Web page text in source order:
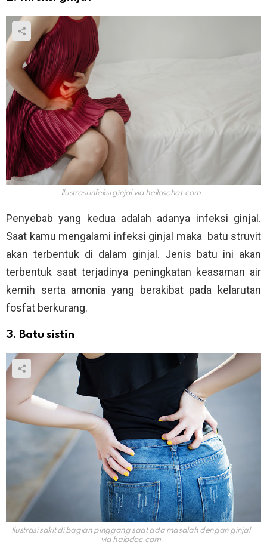
Ilustrasi infeksi ginjal via hellosehat.com
Penyebab yang kedua adalah adanya infeksi ginjal.
Saat kamu mengalami infeksi ginjal maka batu struvit
akan terbentuk di dalam ginjal. Jenis batu ini akan
terbentuk saat terjadinya peningkatan keasaman air
kemih serta amonia yang berakibat pada kelarutan
fosfat berkurang.
3. Batu sistin
Ilustrasi sakit di bagian pinggang saat ada masalah dengan ginjal
via halodoc.com